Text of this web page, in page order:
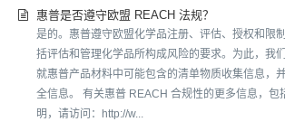
惠普是否遵守欧盟 REACH 法规？
是的。惠普遵守欧盟化学品注册、评估、授权和限
括评估和管理化学品所构成风险的要求。为此，我
就惠普产品材料中可能包含的清单物质收集信息，
全信息。 有关惠普 REACH 合规性的更多信息，包
明，请访问：http://w...